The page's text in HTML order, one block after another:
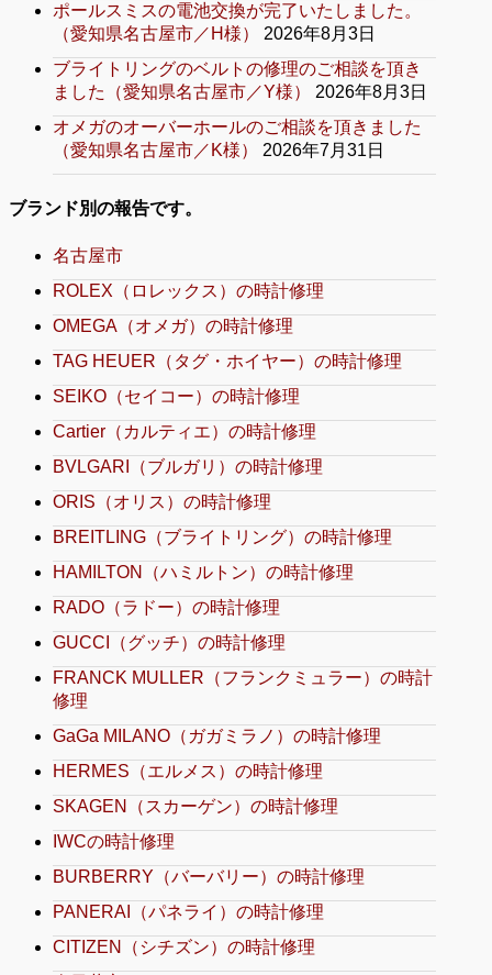
ポールスミスの電池交換が完了いたしました。
（愛知県名古屋市／H様）
2026年8月3日
ブライトリングのベルトの修理のご相談を頂き
ました（愛知県名古屋市／Y様）
2026年8月3日
オメガのオーバーホールのご相談を頂きました
（愛知県名古屋市／K様）
2026年7月31日
ブランド別の報告です。
名古屋市
ROLEX（ロレックス）の時計修理
OMEGA（オメガ）の時計修理
TAG HEUER（タグ・ホイヤー）の時計修理
SEIKO（セイコー）の時計修理
Cartier（カルティエ）の時計修理
BVLGARI（ブルガリ）の時計修理
ORIS（オリス）の時計修理
BREITLING（ブライトリング）の時計修理
HAMILTON（ハミルトン）の時計修理
RADO（ラドー）の時計修理
GUCCI（グッチ）の時計修理
FRANCK MULLER（フランクミュラー）の時計
修理
GaGa MILANO（ガガミラノ）の時計修理
HERMES（エルメス）の時計修理
SKAGEN（スカーゲン）の時計修理
IWCの時計修理
BURBERRY（バーバリー）の時計修理
PANERAI（パネライ）の時計修理
CITIZEN（シチズン）の時計修理